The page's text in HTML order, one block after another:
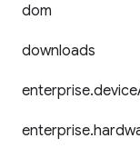
dom
downloads
enterprise.device
enterprise.